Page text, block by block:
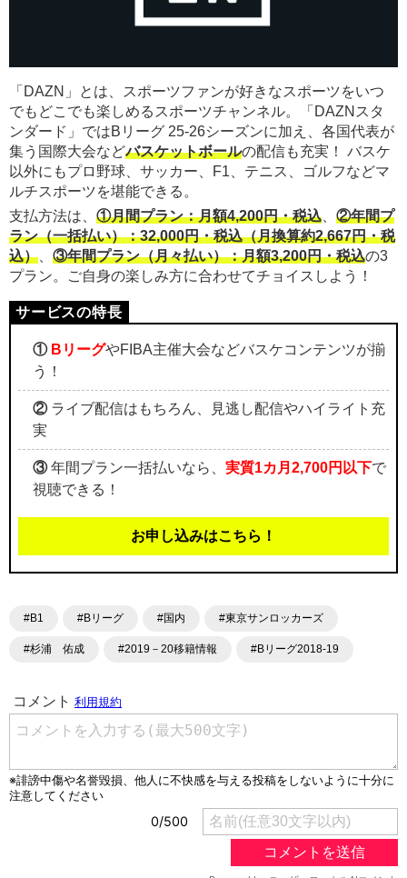
「DAZN」とは、スポーツファンが好きなスポーツをいつ
でもどこでも楽しめるスポーツチャンネル。「DAZNスタ
ンダード」ではBリーグ 25-26シーズンに加え、各国代表が
集う国際大会などバスケットボールの配信も充実！ バスケ
以外にもプロ野球、サッカー、F1、テニス、ゴルフなどマ
ルチスポーツを堪能できる。
支払方法は、 ①月間プラン：月額4,200円・税込、 ②年間プ
ラン（一括払い）：32,000円・税込（月換算約2,667円・税
込）、 ③年間プラン（月々払い）：月額3,200円・税込の3
プラン。ご自身の楽しみ方に合わせてチョイスしよう！
① BリーグやFIBA主催大会などバスケコンテンツが揃
う！
②ライブ配信はもちろん、見逃し配信やハイライト充
実
③年間プラン一括払いなら、 実質1カ月2,700円以下で
視聴できる！
お申し込みはこちら！
#B1 #Bリーグ #国内 #東京サンロッカーズ
#杉浦 佑成 #2019－20移籍情報 #Bリーグ2018-19